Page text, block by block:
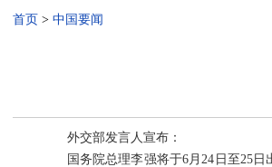
首页 > 中国要闻
外交部发言人宣布：
国务院总理李强将于6月24日至25